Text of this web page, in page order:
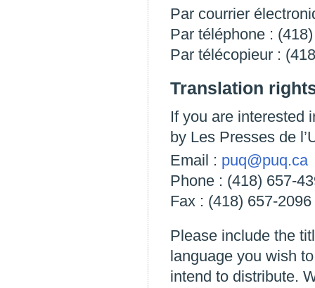
Par courrier
Par téléphone :
Par télécopieur :
Translation
If you are interested
by Les Presses de
Email : puq@puq.ca
Phone : (418) 657-
Fax : (418) 657-2096
Please include the
language you wish
intend to distribute.